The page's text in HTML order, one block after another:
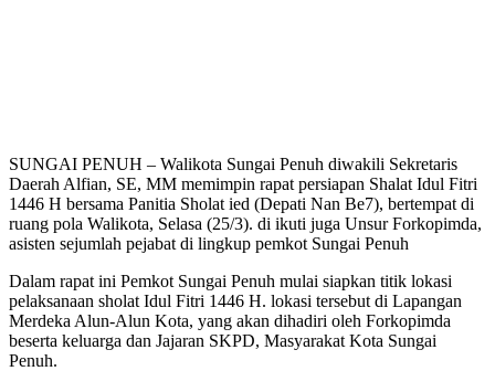
SUNGAI PENUH – Walikota Sungai Penuh diwakili Sekretaris
Daerah Alfian, SE, MM memimpin rapat persiapan Shalat Idul Fitri
1446 H bersama Panitia Sholat ied (Depati Nan Be7), bertempat di
ruang pola Walikota, Selasa (25/3). di ikuti juga Unsur Forkopimda,
asisten sejumlah pejabat di lingkup pemkot Sungai Penuh
Dalam rapat ini Pemkot Sungai Penuh mulai siapkan titik lokasi
pelaksanaan sholat Idul Fitri 1446 H. lokasi tersebut di Lapangan
Merdeka Alun-Alun Kota, yang akan dihadiri oleh Forkopimda
beserta keluarga dan Jajaran SKPD, Masyarakat Kota Sungai
Penuh.